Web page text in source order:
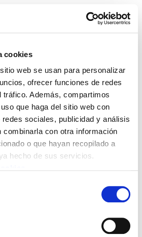
cookies
web se usan para personalizar
ofrecer funciones de redes
Además, compartimos
que haga del sitio web con
sociales, publicidad y análisis
combinarla con otra información
o que hayan recopilado a
hecho de sus servicios.
1
DE COOKIES
CANAL DE INFORMACIÓN
MAPA DEL SITIO
ACCESIBILIDAD
99